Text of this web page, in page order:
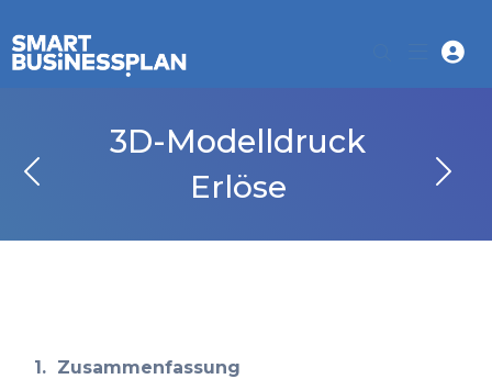
3D-Modelldruck
Erlöse
1. Zusammenfassung